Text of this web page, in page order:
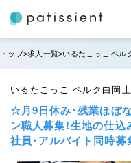
トップ 求人一覧 いるたこっこ ベル
いるたこっこ ベルク白岡
☆月9日休み・残業ほぼ
ン職人募集！生地の仕
社員・アルバイト同時募